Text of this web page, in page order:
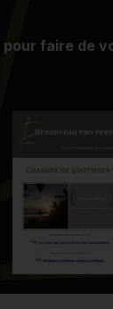
pour faire de